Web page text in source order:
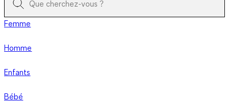
Femme
Homme
Enfants
Bébé